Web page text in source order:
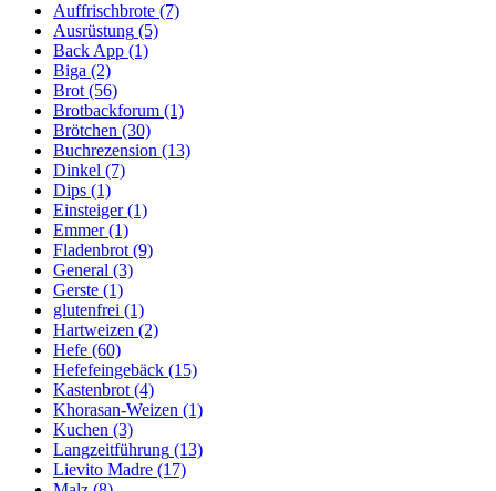
Auffrischbrote (7)
Ausrüstung (5)
Back App (1)
Biga (2)
Brot (56)
Brotbackforum (1)
Brötchen (30)
Buchrezension (13)
Dinkel (7)
Dips (1)
Einsteiger(1)
Emmer(1)
Fladenbrot (9)
General (3)
Gerste (1)
glutenfrei (1)
Hartweizen (2)
Hefe (60)
Hefefeingebäck (15)
Kastenbrot (4)
Khorasan-Weizen (1)
Kuchen (3)
Langzeitführung (13)
Lievito Madre (17)